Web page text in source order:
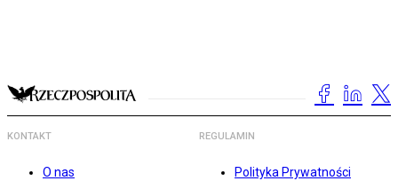
KONTAKT
O nas
REGULAMIN
Polityka Prywatności